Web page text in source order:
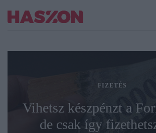
FIZETÉS
Vihetsz készpénzt a
de csak így